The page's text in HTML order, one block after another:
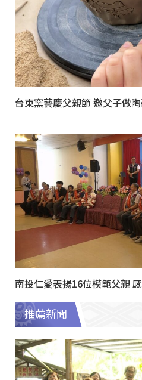
台東窯藝慶父親節 邀父子做
南投仁愛表揚16位模範父親
推薦新聞